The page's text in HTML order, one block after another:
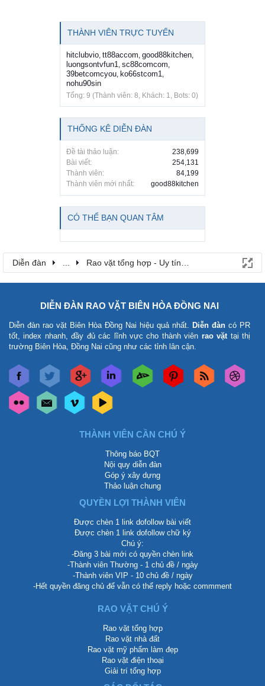
THÀNH VIÊN TRỰC TUYẾN
hitclubvio tt88accom good88kitchen
luongsontvfun1 sc88comcom
39betcomcyou ko66stcom1
nohu90sin
Tổng: 9 (Thành viên: 8, Khách: 1, Bots: 0)
THỐNG KÊ DIỄN ĐÀN
Đề tài thảo luận:
238,699
Bài viết:
254,131
Thành viên:
84,199
Thành viên mới nhất:
good88kitchen
CÓ THỂ BẠN QUAN TÂM
Diễn đàn Rao vặt tổng hợp - Uy tín - Miễn phí
DIỄN ĐÀN RAO VẶT BIÊN HÒA ĐỒNG NAI
Diễn đàn rao vặt Biên Hòa Đồng Nai hiệu quả nhất. Diễn đàn có PR
tốt, index nhanh, đầy đủ các lĩnh vực cho thành viên rao vặt tại thị
trường Biên Hòa, Đồng Nai cũng như các tỉnh lân cận.
THÀNH VIÊN CẦN CHÚ Ý
Thông báo BQT
Nội quy diễn đàn
Góp ý xây dựng
Thảo luận chung
QUYỀN LỢI THÀNH VIÊN
Được chèn 1 link dofollow bài viết
Được chèn 1 link dofollow chữ ký
Chú ý:
-Đăng 3 bài mới có quyền chèn link
-Thành viên Thường - 1 chủ đề / ngày
-Thành viên VIP - 10 chủ đề / ngày
-Hết quyền đăng chủ để vẫn có thể reply hoặc commment
RAO VẶT CHÚ Ý
Rao vặt tổng hợp
Rao vặt nhà đất
Rao vặt mỹ phẩm làm đẹp
Rao vặt điện thoại
Giải trí tổng hợp